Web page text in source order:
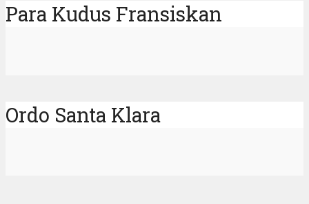
Para Kudus Fransiskan
Ordo Santa Klara